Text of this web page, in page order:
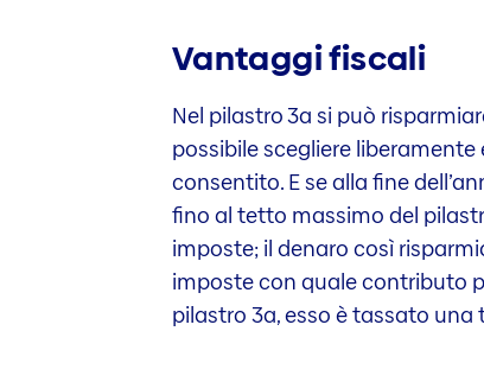
Vantaggi fiscali
Nel pilastro 3a si può
possibile scegliere
consentito. E se alla fine
fino al tetto massimo del
imposte; il denaro così
imposte con quale contributo
pilastro 3a, esso è tassato